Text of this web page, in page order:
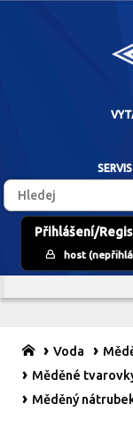
Přihlášení/
host
Fotovoltaické
Turbíny -
Voda
Měděné
Měděný